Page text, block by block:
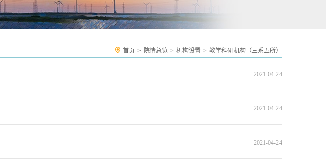
首页 > 院情总览 > 机构设置 > 教学科研机构（三系五所）
2021-04-24
2021-04-24
2021-04-24